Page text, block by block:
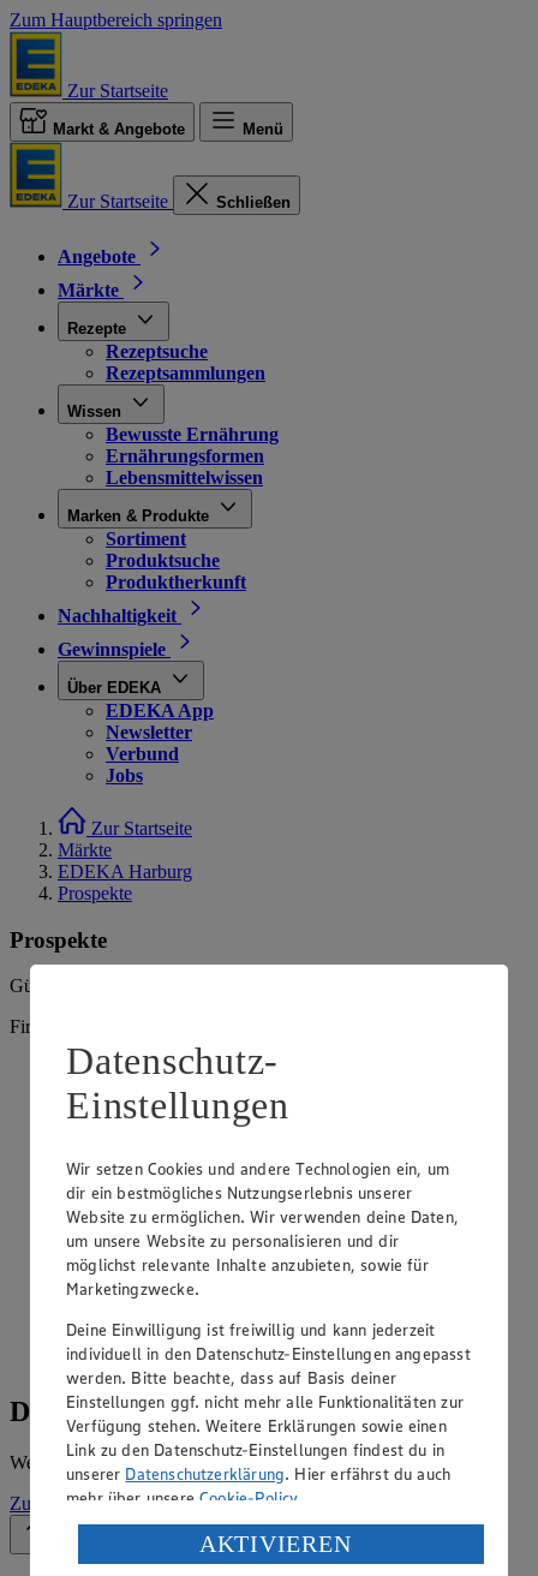
Zum Hauptbereich springen
Zur Startseite
Markt & Angebote Menü
Zur Startseite Schließen
Angebote
Märkte
Rezepte
Rezeptsuche
Rezeptsammlungen
Wissen
Bewusste Ernährung
Ernährungsformen
Lebensmittelwissen
Marken & Produkte
Sortiment
Produktsuche
Produktherkunft
Nachhaltigkeit
Gewinnspiele
Über EDEKA
EDEKA App
Newsletter
Verbund
Jobs
Zur Startseite
Märkte
EDEKA Harburg
Prospekte
Prospekte
Gültig vom
Firma: EDEKA Nord Harburg, Seeveplatz 1, 21073 Hamburg
Angebote der Woche im Prospekt
ansehen
Siehe dir die Angebote der Woche deines Marktes im
digitalen Blätterkatalog an.
Prospekt Harburg im BrowserAnsehen
EDEKA APP Angebote
Prospekt EDEKA APP Angebote im BrowserAnsehen
Details zum Markt
Weitere Informationen – alles auf einem Blick.
Zur Marktseite
Datenschutz-
Einstellungen
Wir setzen Cookies und andere Technologien ein, um
dir ein bestmögliches Nutzungserlebnis unserer
Website zu ermöglichen. Wir verwenden deine Daten,
um unsere Website zu personalisieren und dir
möglichst relevante Inhalte anzubieten, sowie für
Marketingzwecke.
Deine Einwilligung ist freiwillig und kann jederzeit
individuell in den Datenschutz-Einstellungen angepasst
werden. Bitte beachte, dass auf Basis deiner
Einstellungen ggf. nicht mehr alle Funktionalitäten zur
Verfügung stehen. Weitere Erklärungen sowie einen
Link zu den Datenschutz-Einstellungen findest du in
unserer Datenschutzerklärung. Hier erfährst du auch
mehr über unsereCookie-Policy.
Verarbeitung deiner personenbezogenen Daten in den
USA durch Facebook und YouTube:
AKTIVIEREN